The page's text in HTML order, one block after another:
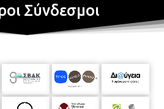
Σύνδεσμοι